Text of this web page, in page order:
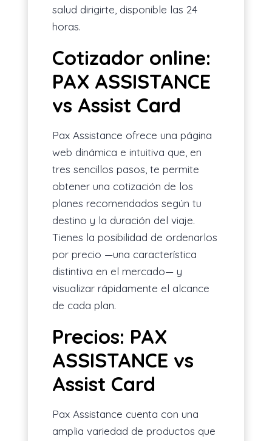
salud dirigirte, disponible las 24
horas.
Cotizador online:
PAX ASSISTANCE
vs Assist Card
Pax Assistance ofrece una página
web dinámica e intuitiva que, en
tres sencillos pasos, te permite
obtener una cotización de los
planes recomendados según tu
destino y la duración del viaje.
Tienes la posibilidad de ordenarlos
por precio —una característica
distintiva en el mercado— y
visualizar rápidamente el alcance
de cada plan.
Precios: PAX
ASSISTANCE vs
Assist Card
Pax Assistance cuenta con una
amplia variedad de productos que